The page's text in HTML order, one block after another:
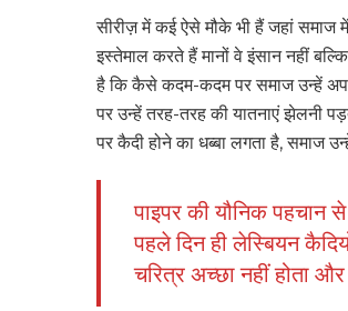
सीरीज़ में कई ऐसे मौके भी हैं जहां समाज में
इस्तेमाल करते हैं मानों वे इंसान नहीं
है कि कैसे कदम-कदम पर समाज उन्हें
पर उन्हें तरह-तरह की यातनाएं झेलनी
पर कैदी होने का धब्बा लगता है, समाज
पाइपर की यौनिक
पहले दिन ही लेस्बियन
चरित्र अच्छा नहीं होता